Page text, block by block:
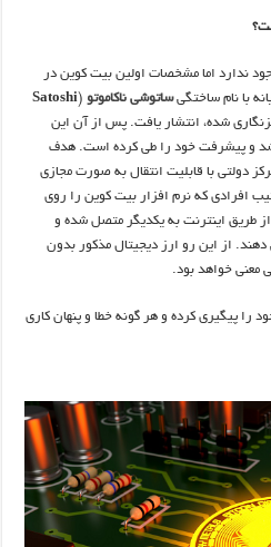
ندارد اما مشخصات اولین بیت کوین در
ساتوشی ناکاموتو (
Satoshi
شده، انتشار یافت. پس از آن این
و پیشرفت خود را طی کرده است. هدف
دولتی با قابلیت انتقال به صورت مجازی
افرادی که نرم افزار بیت کوین را روی
طریق اینترنت به یکدیگر متصل شده و
از این رو ارز دیجیتال مذکور بدون
معنی خواهد بود.
را پیگیری کرده و هر گونه خطا و پنهان کاری